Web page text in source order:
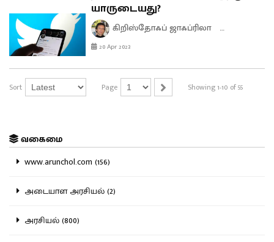
யாருடையது?
கிறிஸ்தோஃப் ஜாஃப்ரிலா
20 Apr 2023
Sort Page Showing 1-10 of 55
வகைமை
www.arunchol.com (156)
அடையாள அரசியல் (2)
அரசியல் (800)